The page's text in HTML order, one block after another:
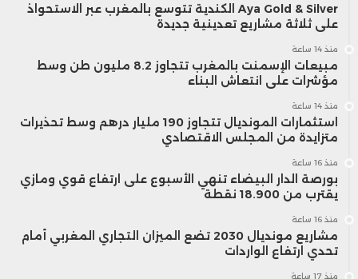
Aya Gold & Silver الكندية تتوسع بالمغرب عبر الاستحواذ
على ثلاثة مشاريع تعدينية جديدة
منذ 14 ساعة
مبيعات الإسمنت بالمغرب تتجاوز 8.2 مليون طن وسط
مؤشرات على انتعاش البناء
منذ 14 ساعة
استثمارات المونديال تتجاوز 190 مليار درهم وسط تحذيرات
متزايدة من المجلس الاقتصادي
منذ 16 ساعة
بورصة الدار البيضاء تنهي الأسبوع على ارتفاع قوي ومازي
يقترب من 18.900 نقطة
منذ 16 ساعة
مشاريع مونديال 2030 تضع الميزان التجاري المغربي أمام
تحدي ارتفاع الواردات
منذ 17 ساعة